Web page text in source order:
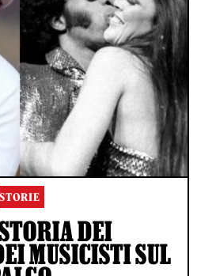
STORIE
DEI
MUSICISTI SUL